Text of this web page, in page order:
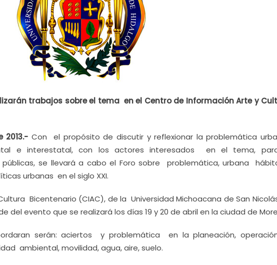
trabajos sobre el tema en el Centro de Información Arte y
2013.- Con el propósito de discutir y reflexionar la problemática
e interestatal, con los actores interesados en el tema,
se llevará a cabo el Foro sobre problemática, urbana
urbanas en el siglo XXI.
Bicentenario (CIAC), de la Universidad Michoacana de San
del evento que se realizará los días 19 y 20 de abril en la ciudad de
serán: aciertos y problemática en la planeación,
ambiental, movilidad, agua, aire, suelo.